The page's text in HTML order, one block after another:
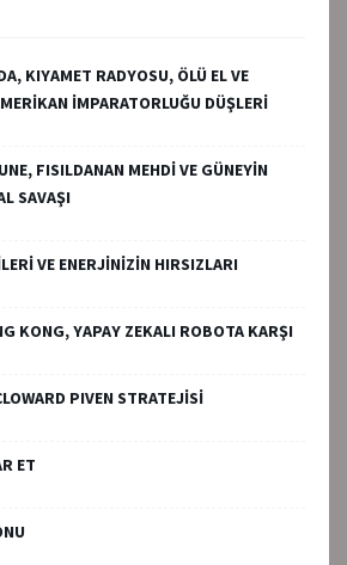
KIYAMET RADYOSU, ÖLÜ EL VE
İMPARATORLUĞU DÜŞLERİ
FISILDANAN MEHDİ VE GÜNEYİN
SAVAŞI
VE ENERJİNİZİN HIRSIZLARI
KONG, YAPAY ZEKALI ROBOTA KARŞI
PIVEN STRATEJİSİ
ET